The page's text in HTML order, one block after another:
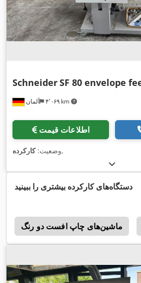
آلمان ۴٬۰۶۹ km
SchneiderSF 80 envelope
اطلاعات قیمت
وضعیت:کارکرده ,
دستگاه‌های کارکرده بیشتری را ببینید
ماشین‌های چاپ افست دو رنگ